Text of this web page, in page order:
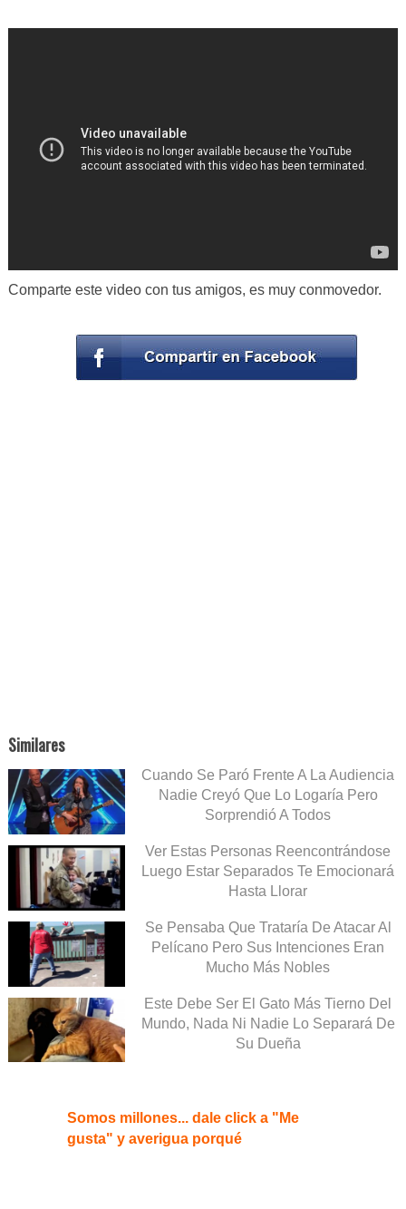
Comparte este video con tus amigos, es muy conmovedor.
Similares
Cuando Se Paró Frente A La Audiencia
Nadie Creyó Que Lo Logaría Pero
Sorprendió A Todos
Ver Estas Personas Reencontrándose
Luego Estar Separados Te Emocionará
Hasta Llorar
Se Pensaba Que Trataría De Atacar Al
Pelícano Pero Sus Intenciones Eran
Mucho Más Nobles
Este Debe Ser El Gato Más Tierno Del
Mundo, Nada Ni Nadie Lo Separará De
Su Dueña
Somos millones... dale click a "Me
gusta" y averigua porqué